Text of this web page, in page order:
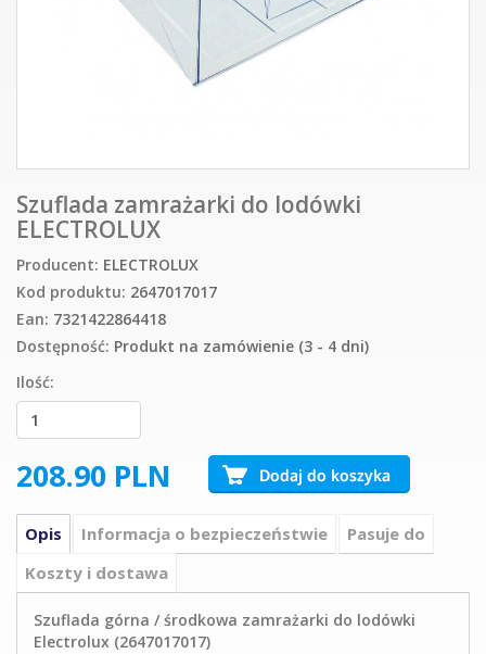
Szuflada zamrażarki do lodówki
ELECTROLUX
Producent: ELECTROLUX
Kod produktu: 2647017017
Ean: 7321422864418
Dostępność: Produkt na zamówienie (3 - 4 dni)
Ilość:
208.90 PLN
Opis Informacja o bezpieczeństwie
Pasuje do
Koszty i dostawa
Szuflada górna / środkowa zamrażarki do lodówki
Electrolux (2647017017)